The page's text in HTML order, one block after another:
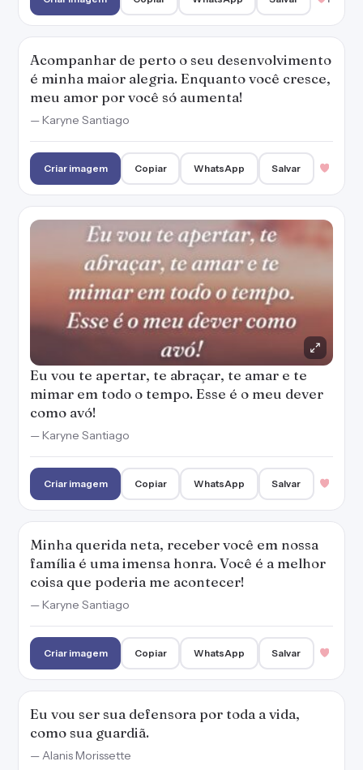
Acompanhar de perto o seu desenvolvimento
é minha maior alegria. Enquanto você cresce,
meu amor por você só aumenta!
— Karyne Santiago
Criar imagem Copiar WhatsApp Salvar
Eu vou te apertar, te abraçar, te amar e te
mimar em todo o tempo. Esse é o meu dever
como avó!
— Karyne Santiago
Criar imagem Copiar WhatsApp Salvar
Minha querida neta, receber você em nossa
família é uma imensa honra. Você é a melhor
coisa que poderia me acontecer!
— Karyne Santiago
Criar imagem Copiar WhatsApp Salvar
Eu vou ser sua defensora por toda a vida,
como sua guardiã.
— Alanis Morissette